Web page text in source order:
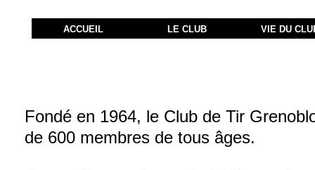
ACCUEIL LE CLUB VIE DU
Fondé en 1964, le Club de Tir
de 600 membres de tous âges.